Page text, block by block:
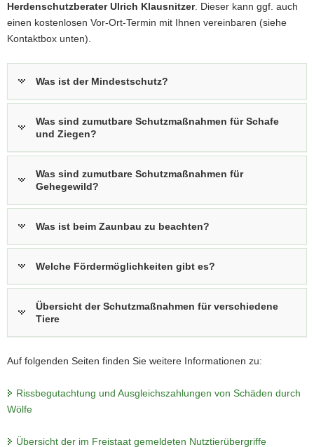
Herdenschutzberater Ulrich Klausnitzer. Dieser kann ggf. auch
einen kostenlosen Vor-Ort-Termin mit Ihnen vereinbaren (siehe
Kontaktbox unten).
Was ist der Mindestschutz?
Was sind zumutbare Schutzmaßnahmen für Schafe
und Ziegen?
Was sind zumutbare Schutzmaßnahmen für
Gehegewild?
Was ist beim Zaunbau zu beachten?
Welche Fördermöglichkeiten gibt es?
Übersicht der Schutzmaßnahmen für verschiedene
Tiere
Auf folgenden Seiten finden Sie weitere Informationen zu:
Rissbegutachtung und Ausgleichszahlungen von Schäden durch
Wölfe
Übersicht der im Freistaat gemeldeten Nutztierübergriffe